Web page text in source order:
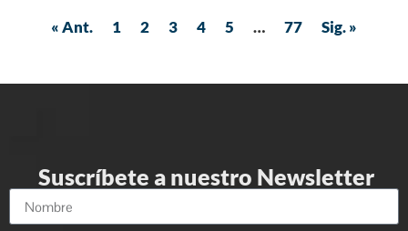
« Ant. 1 2 3 4 5 … 77 Sig. »
Suscríbete a nuestro Newsletter